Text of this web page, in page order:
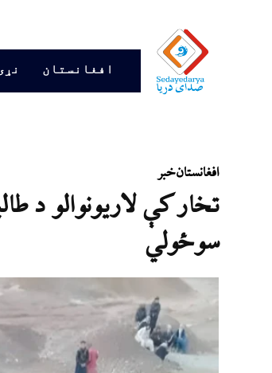
افغانستان
افغانستانخبر
تخار کې لاریونوالو د
سوځولي